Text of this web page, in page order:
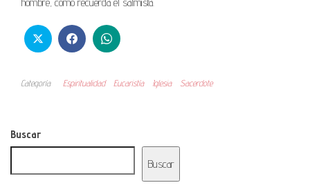
Categoría Espiritualidad Eucaristía Iglesia Sacerdote
Buscar
Buscar